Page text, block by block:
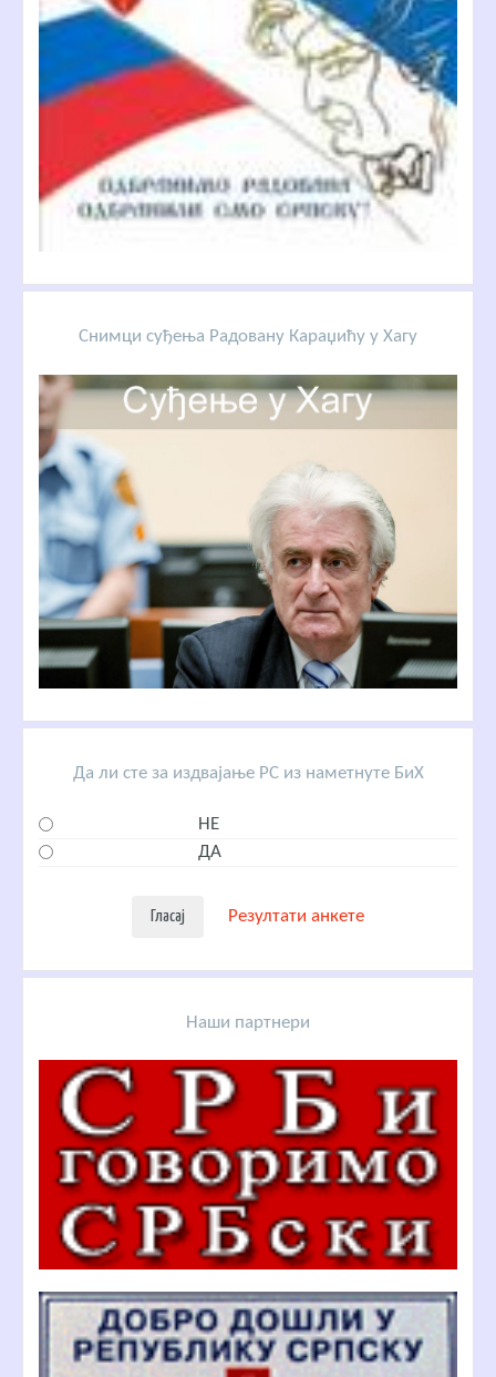
Снимци суђења Радовану Караџићу у Хагу
Да ли сте за издвајање РС из наметнуте БиХ
НЕ
ДА
Резултати анкете
Наши партнери